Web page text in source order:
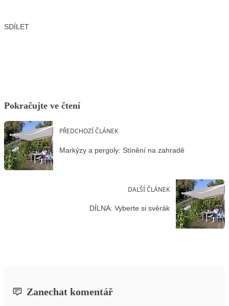
SDÍLET
Pokračujte ve čtení
PŘEDCHOZÍ ČLÁNEK
Markýzy a pergoly: Stínění na zahradě
DALŠÍ ČLÁNEK
DÍLNA: Vyberte si svěrák
Zanechat komentář